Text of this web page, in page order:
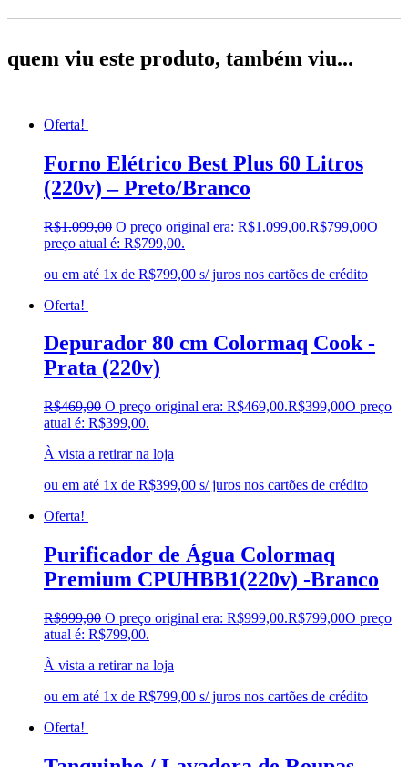
quem viu este produto, também viu...
Oferta!
Forno Elétrico Best Plus 60 Litros
(220v) – Preto/Branco
R$1.099,00 O preço original era: R$1.099,00.R$799,00O
preço atual é: R$799,00.
ou em até 1x de R$799,00 s/ juros nos cartões de crédito
Oferta!
Depurador 80 cm Colormaq Cook -
Prata (220v)
R$469,00 O preço original era: R$469,00.R$399,00O preço
atual é: R$399,00.
À vista a retirar na loja
ou em até 1x de R$399,00 s/ juros nos cartões de crédito
Oferta!
Purificador de Água Colormaq
Premium CPUHBB1(220v) -Branco
R$999,00 O preço original era: R$999,00.R$799,00O preço
atual é: R$799,00.
À vista a retirar na loja
ou em até 1x de R$799,00 s/ juros nos cartões de crédito
Oferta!